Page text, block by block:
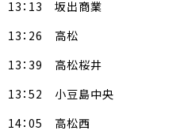
13：13 坂出商業
13：26 高松
13：39 高松桜井
13：52 小豆島中央
14：05 高松西